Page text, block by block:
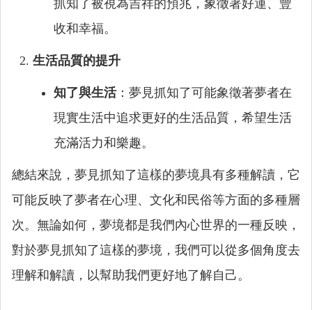
抓知了被視為吉祥的預兆，象徵著好運、豐
收和幸福。
生活品質的提升
知了與生活：夢見抓知了可能象徵著夢者在
現實生活中追求更好的生活品質，希望生活
充滿活力和樂趣。
總結來說，夢見抓知了這樣的夢境具有多種解讀，它
可能反映了夢者在心理、文化和民俗等方面的多種層
次。無論如何，夢境都是我們內心世界的一種反映，
對於夢見抓知了這樣的夢境，我們可以從多個角度去
理解和解讀，以幫助我們更好地了解自己。